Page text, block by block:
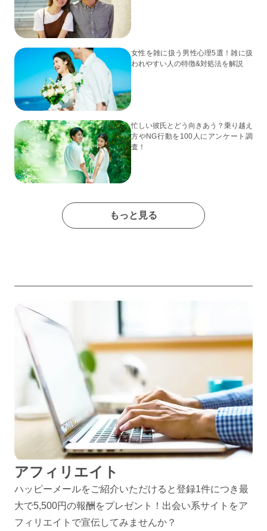
女性を雑に扱う男性心理5選！雑に扱
われやすい人の特徴&対処法を解説
忙しい彼氏とどう向きあう？乗り越え
方やNG行動を100人にアンケート調
査！
もっと見る
アフィリエイト
ハッピーメールをご紹介いただけると登録1件につき最
大で5,500円の報酬をプレゼント！出会い系サイトをア
フィリエイトで宣伝してみませんか？